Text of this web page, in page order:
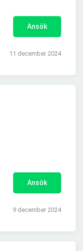
Ansök
11 december 2024
Ansök
9 december 2024